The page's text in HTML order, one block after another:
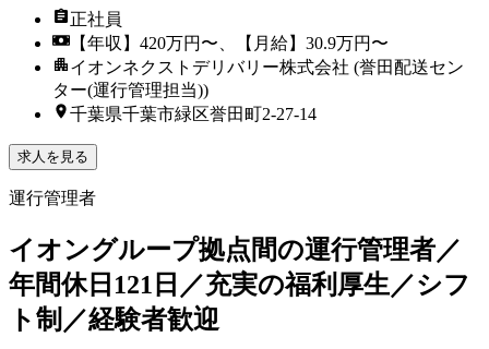
正社員
【年収】420万円〜、【月給】30.9万円〜
イオンネクストデリバリー株式会社 (誉田配送セン
ター(運行管理担当))
千葉県千葉市緑区誉田町2-27-14
求人を見る
運行管理者
イオングループ拠点間の運行管理者／
年間休日121日／充実の福利厚生／シフ
ト制／経験者歓迎